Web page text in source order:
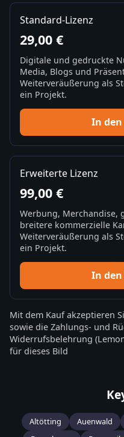
Standard-Lizenz
29,00 €
Digitale und gedruckte
Media, Blogs und
Weiterveräußerung als
ein Projekt.
In
Erweiterte Lizenz
99,00 €
Werbung, Merchandise,
breitere kommerzielle
Weiterveräußerung als
ein Projekt.
In
Mit dem Kauf akzeptieren
sowie die Zahlungs- und
Widerrufsbelehrung
für dieses Bild
Altötting Auenwald